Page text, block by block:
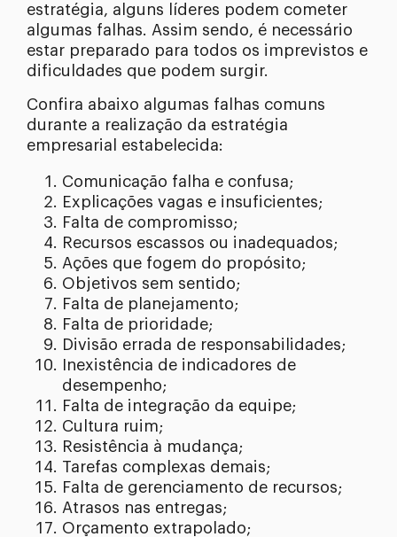
estratégia, alguns líderes podem cometer
algumas falhas. Assim sendo, é necessário
estar preparado para todos os imprevistos e
dificuldades que podem surgir.
Confira abaixo algumas falhas comuns
durante a realização da estratégia
empresarial estabelecida:
Comunicação falha e confusa;
Explicações vagas e insuficientes;
Falta de compromisso;
Recursos escassos ou inadequados;
Ações que fogem do propósito;
Objetivos sem sentido;
Falta de planejamento;
Falta de prioridade;
Divisão errada de responsabilidades;
Inexistência de indicadores de
desempenho;
Falta de integração da equipe;
Cultura ruim;
Resistência à mudança;
Tarefas complexas demais;
Falta de gerenciamento de recursos;
Atrasos nas entregas;
Orçamento extrapolado;